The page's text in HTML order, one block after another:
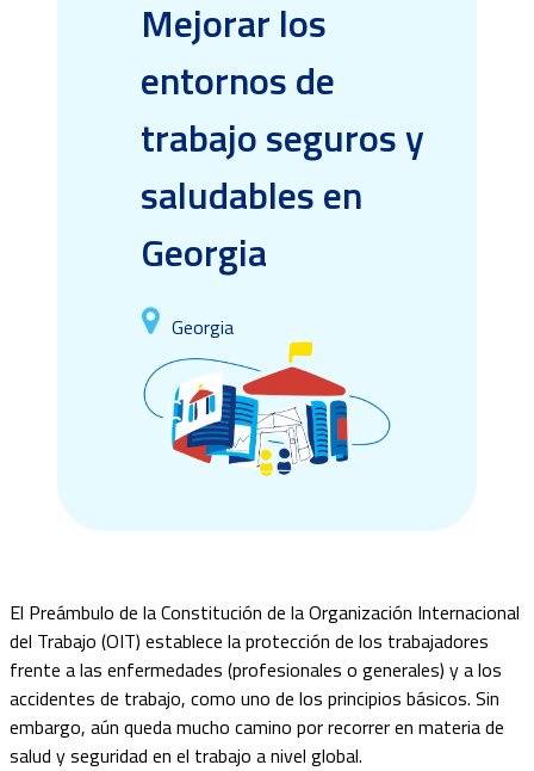
Mejorar los
entornos de
trabajo seguros y
saludables en
Georgia
Georgia
El Preámbulo de la Constitución de la Organización Internacional
del Trabajo (OIT) establece la protección de los trabajadores
frente a las enfermedades (profesionales o generales) y a los
accidentes de trabajo, como uno de los principios básicos. Sin
embargo, aún queda mucho camino por recorrer en materia de
salud y seguridad en el trabajo a nivel global.